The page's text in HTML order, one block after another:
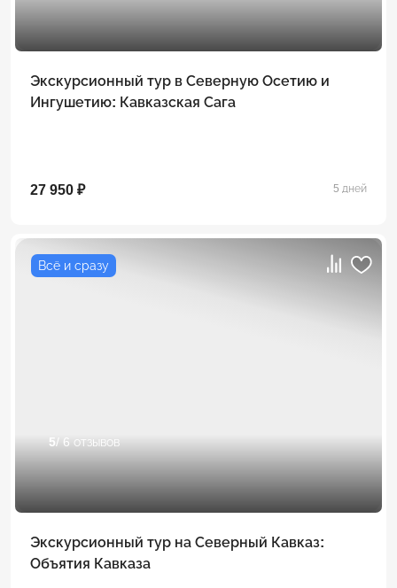
Экскурсионный тур в Северную Осетию и
Ингушетию: Кавказская Сага
27 950 ₽ 5 дней
Всё и сразу
5/ 6 отзывов
Экскурсионный тур на Северный Кавказ:
Объятия Кавказа